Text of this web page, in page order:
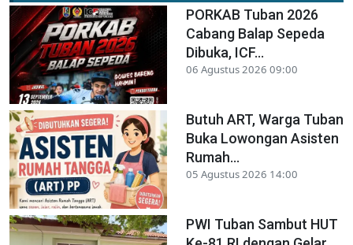
PORKAB Tuban 2026
Cabang Balap Sepeda
Dibuka, ICF...
06 Agustus 2026 09:00
Butuh ART, Warga Tuban
Buka Lowongan Asisten
Rumah...
05 Agustus 2026 14:00
PWI Tuban Sambut HUT